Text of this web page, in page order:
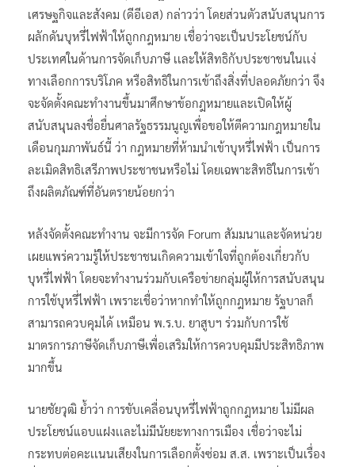
เศรษฐกิจและสังคม (ดีอีเอส) กล่าวว่า โดยส่วนตัวสนับสนุนการ
ผลักดันบุหรี่ไฟฟ้าให้ถูกกฎหมาย เชื่อว่าจะเป็นประโยชน์กับ
ประเทศในด้านการจัดเก็บภาษี เเละให้สิทธิกับประชาชนในเเง่
ทางเลือกการบริโภค หรือสิทธิในการเข้าถึงสิ่งที่ปลอดภัยกว่า จึง
จะจัดตั้งคณะทำงานขึ้นมาศึกษาข้อกฎหมายและเปิดให้ผู้
สนับสนุนลงชื่อยื่นศาลรัฐธรรมนูญเพื่อขอให้ตีความกฎหมายใน
เดือนกุมภาพันธ์นี้ ว่า กฎหมายที่ห้ามนำเข้าบุหรี่ไฟฟ้า เป็นการ
ละเมิดสิทธิเสรีภาพประชาชนหรือไม่ โดยเฉพาะสิทธิในการเข้า
ถึงผลิตภัณฑ์ที่อันตรายน้อยกว่า
หลังจัดตั้งคณะทำงาน จะมีการจัด Forum สัมมนาและจัดหน่วย
เผยแพร่ความรู้ให้ประชาชนเกิดความเข้าใจที่ถูกต้องเกี่ยวกับ
บุหรี่ไฟฟ้า โดยจะทำงานร่วมกับเครือข่ายกลุ่มผู้ให้การสนับสนุน
การใช้บุหรี่ไฟฟ้า เพราะเชื่อว่าหากทำให้ถูกกฎหมาย รัฐบาลก็
สามารถควบคุมได้ เหมือน พ.ร.บ. ยาสูบฯ ร่วมกับการใช้
มาตรการภาษีจัดเก็บภาษีเพื่อเสริมให้การควบคุมมีประสิทธิภาพ
มากขึ้น
นายชัยวุฒิ ย้ำว่า การขับเคลื่อนบุหรี่ไฟฟ้าถูกกฎหมาย ไม่มีผล
ประโยชน์แอบแฝงเเละไม่มีนัยยะทางการเมือง เชื่อว่าจะไม่
กระทบต่อคะเเนนเสียงในการเลือกตั้งซ่อม ส.ส. เพราะเป็นเรื่อง